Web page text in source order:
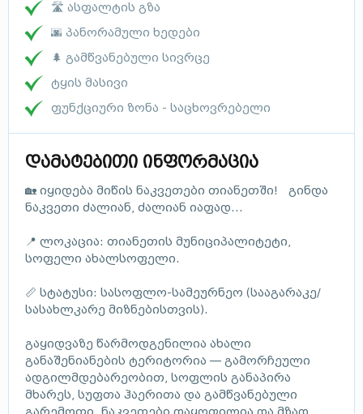
🛣 ასფალტის გზა
🌆 პანორამული ხედები
🌲 გამწვანებული სივრცე
ტყის მასივი
ფუნქციური ზონა - საცხოვრებელი
დამატებითი ინფორმაცია
🏡 იყიდება მიწის ნაკვეთები თიანეთში! გინდა
ნაკვეთი ძალიან, ძალიან იაფად...
📍 ლოკაცია: თიანეთის მუნიციპალიტეტი,
სოფელი ახალსოფელი.
📏 სტატუსი: სასოფლო-სამეურნეო (სააგარაკე/
სასახლკარე მიზნებისთვის).
გაყიდვაზე წარმოდგენილია ახალი
განაშენიანების ტერიტორია — გამორჩეული
ადგილმდებარეობით, სოფლის განაპირა
მხარეს, სუფთა ჰაერითა და გამწვანებული